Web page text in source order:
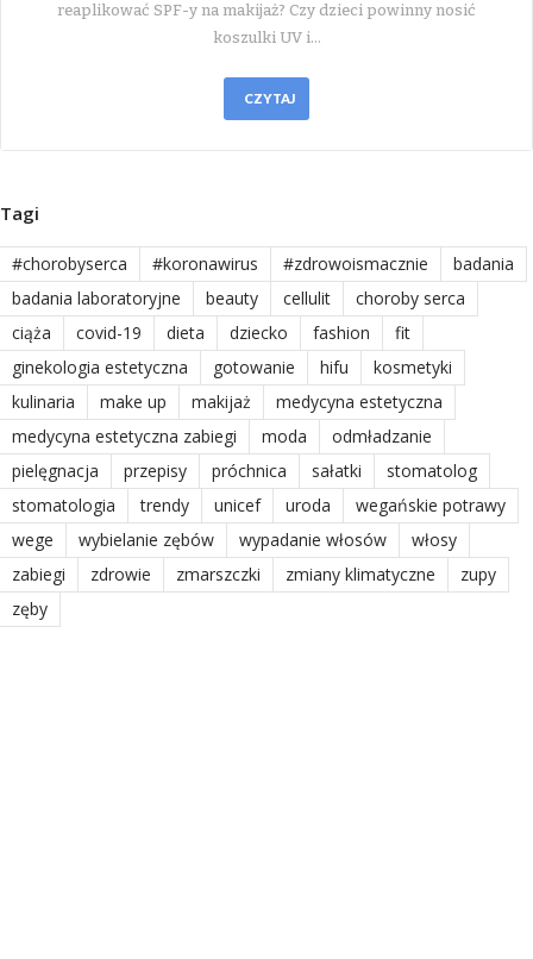
reaplikować SPF-y na makijaż? Czy dzieci powinny nosić
koszulki UV i…
CZYTAJ
Tagi
#chorobyserca #koronawirus #zdrowoismacznie
badania
badania laboratoryjne
beauty cellulit
choroby serca
ciąża
covid-19 dieta dziecko fashion
fit
ginekologia estetyczna
gotowanie hifu
kosmetyki
kulinaria
make up makijaż
medycyna estetyczna
medycyna estetyczna zabiegi
moda
odmładzanie
pielęgnacja
przepisy próchnica sałatki
stomatolog
stomatologia
trendy unicef uroda
wegańskie potrawy
wege
wybielanie zębów wypadanie włosów
włosy
zabiegi
zdrowie zmarszczki zmiany klimatyczne
zupy
zęby